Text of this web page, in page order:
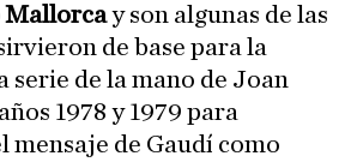
Mallorcay son algunas de las
de base para la
serie de la mano de Joan
1978 y 1979 para
de Gaudí como